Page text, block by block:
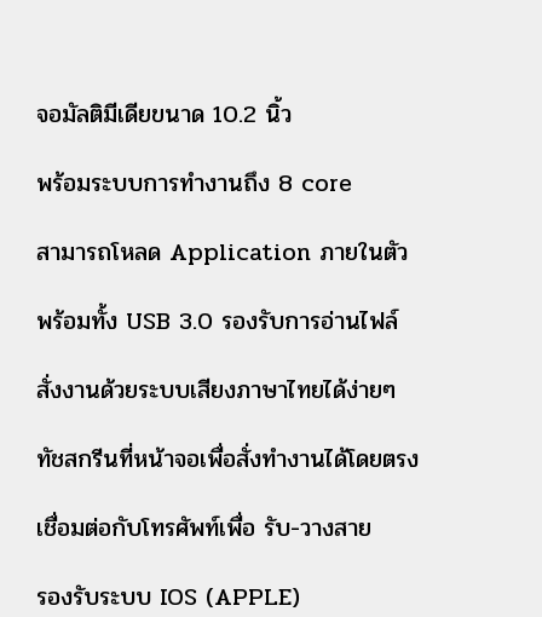
จอมัลติมีเดียขนาด 10.2 นิ้ว
พร้อมระบบการทำงานถึง 8 core
สามารถโหลด Application ภายในตัว
พร้อมทั้ง USB 3.0 รองรับการอ่านไฟล์
สั่งงานด้วยระบบเสียงภาษาไทยได้ง่ายๆ
ทัชสกรีนที่หน้าจอเพื่อสั่งทำงานได้โดยตรง
เชื่อมต่อกับโทรศัพท์เพื่อ รับ-วางสาย
รองรับระบบ IOS (APPLE)